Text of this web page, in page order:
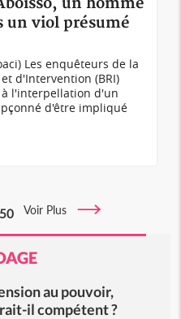
un viol présumé
Les enquêteurs de la
d'Intervention (BRI)
l'interpellation d'un
d'être impliqué
50 Voir Plus
au pouvoir,
il compétent ?